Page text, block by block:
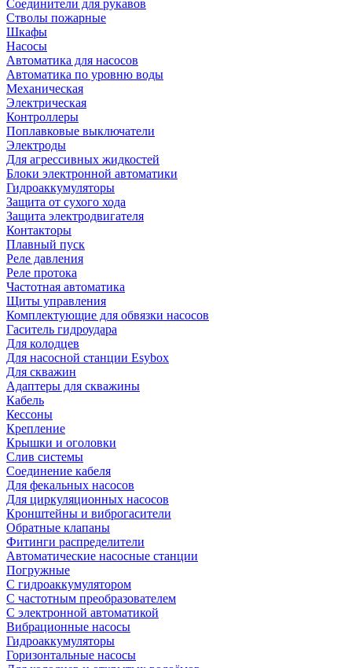
Соединители для рукавов
Стволы пожарные
Шкафы
Насосы
Автоматика для насосов
Автоматика по уровню воды
Механическая
Электрическая
Контроллеры
Поплавковые выключатели
Электроды
Для агрессивных жидкостей
Блоки электронной автоматики
Гидроаккумуляторы
Защита от сухого хода
Защита электродвигателя
Контакторы
Плавный пуск
Реле давления
Реле протока
Частотная автоматика
Щиты управления
Комплектующие для обвязки насосов
Гаситель гидроудара
Для колодцев
Для насосной станции Esybox
Для скважин
Адаптеры для скважины
Кабель
Кессоны
Крепление
Крышки и оголовки
Слив системы
Соединение кабеля
Для фекальных насосов
Для циркуляционных насосов
Кронштейны и виброгасители
Обратные клапаны
Фитинги распределители
Автоматические насосные станции
Погружные
С гидроаккумулятором
С частотным преобразователем
С электронной автоматикой
Вибрационные насосы
Гидроаккумуляторы
Горизонтальные насосы